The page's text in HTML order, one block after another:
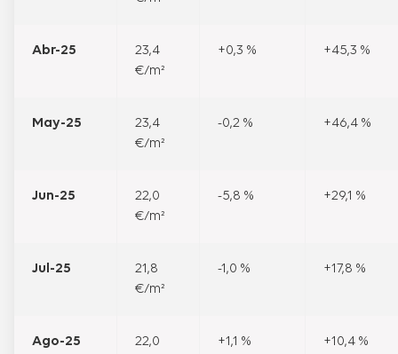
Abr-25
23,4
€/m²
+0,3 % +45,3 %
May-25
23,4
€/m²
-0,2 % +46,4 %
Jun-25
22,0
€/m²
-5,8 % +29,1 %
Jul-25
21,8
€/m²
-1,0 % +17,8 %
Ago-25
22,0
+1,1 % +10,4 %